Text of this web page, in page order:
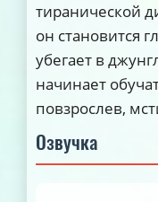
тиранической
он становится
убегает в
начинает
повзрослев,
Озвучка